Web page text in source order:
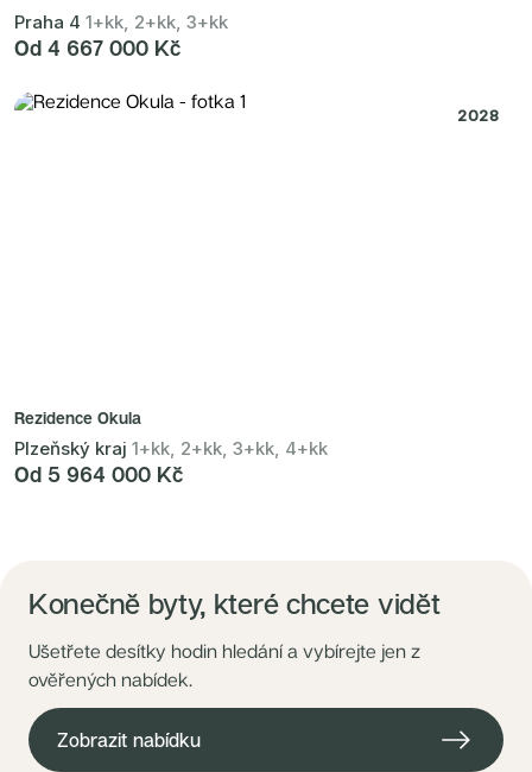
Praha 4 1+kk, 2+kk, 3+kk
Od 4 667 000 Kč
2028
Rezidence Okula
Plzeňský kraj 1+kk, 2+kk, 3+kk, 4+kk
Od 5 964 000 Kč
Konečně byty, které chcete vidět
Ušetřete desítky hodin hledání a vybírejte jen z
ověřených nabídek.
Zobrazit nabídku